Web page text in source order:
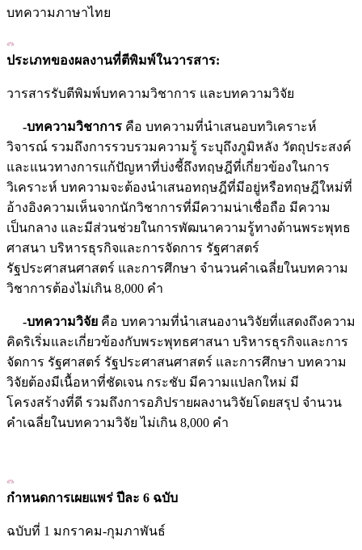
บทความภาษาไทย
ประเภทของผลงานที่ตีพิมพ์ในวารสาร:
วารสารรับตีพิมพ์บทความวิชาการ และบทความวิจัย
-บทความวิชาการ คือ บทความที่นำเสนอบทวิเคราะห์
วิจารณ์ รวมถึงการรวบรวมความรู้ ระบุถึงภูมิหลัง วัตถุประสงค์
และแนวทางการแก้ปัญหาที่บ่งชี้ถึงทฤษฎีที่เกี่ยวข้องในการ
วิเคราะห์ บทความจะต้องนำเสนอทฤษฎีที่มีอยู่หรือทฤษฎีใหม่ที่
อ้างอิงความเห็นจากนักวิชาการที่มีความน่าเชื่อถือ มีความ
เป็นกลาง และมีส่วนช่วยในการพัฒนาความรู้ทางด้านพระพุทธ
ศาสนา บริหารธุรกิจและการจัดการ รัฐศาสตร์
รัฐประศาสนศาสตร์ และการศึกษา จำนวนคำเฉลี่ยในบทความ
วิชาการต้องไม่เกิน 8,000 คำ
-บทความวิจัย คือ บทความที่นำเสนองานวิจัยที่แสดงถึงความ
คิดริเริ่มและเกี่ยวข้องกับพระพุทธศาสนา บริหารธุรกิจและการ
จัดการ รัฐศาสตร์ รัฐประศาสนศาสตร์ และการศึกษา บทความ
วิจัยต้องมีเนื้อหาที่ชัดเจน กระชับ มีความแปลกใหม่ มี
โครงสร้างที่ดี รวมถึงการอภิปรายผลงานวิจัยโดยสรุป จำนวน
คำเฉลี่ยในบทความวิจัย ไม่เกิน 8,000 คำ
กำหนดการเผยแพร่ ปีละ 6 ฉบับ
ฉบับที่ 1 มกราคม-กุมภาพันธ์